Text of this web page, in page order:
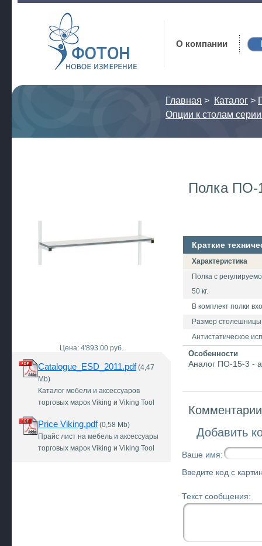
Фотон
О компании
Главная > Каталог >
Опции к столам
Цена: 4'893.00 руб.
Catalogue_ESD_2011.pdf(4,47
Mb)
Каталог мебели и аксессуаров
торговых марок Viking и Viking Tool
Price Viking.pdf(0,58 Mb)
Прайс лист на мебель и аксессуары
торговых марок Viking и Viking Tool
Полка ПО-
Краткие
Характеристика
Полка с
50 кг.
В комплект полки
Размер
Антистатическое
Особенности
Аналог ПО-15-3 -
Добавить
Ваше имя:
Введите код с
Текст сообщения: